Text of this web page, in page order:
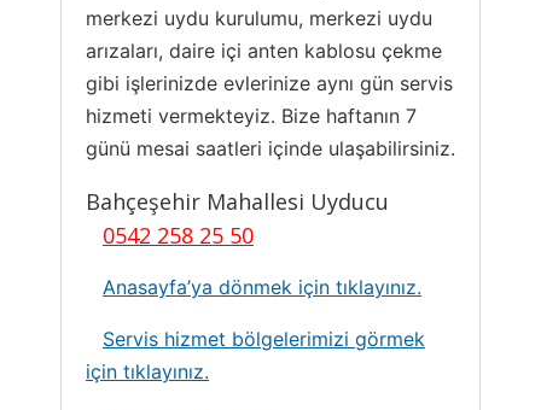
merkezi uydu kurulumu, merkezi uydu
arızaları, daire içi anten kablosu çekme
gibi işlerinizde evlerinize aynı gün servis
hizmeti vermekteyiz. Bize haftanın 7
günü mesai saatleri içinde ulaşabilirsiniz.
Bahçeşehir Mahallesi Uyducu
0542 258 25 50
Anasayfa’ya dönmek için tıklayınız.
Servis hizmet bölgelerimizi görmek
için tıklayınız.